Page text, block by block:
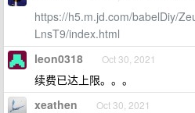
https://h5.m.jd.com/babelDiy/
LnsT9/index.html
leon0318 Oct 30, 2021
续费已达上限。。。
xeathen Oct 30, 2021